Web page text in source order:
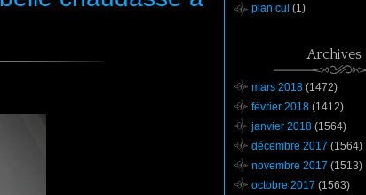
plan cul (1)
Archives
mars 2018 (1472)
février 2018 (1412)
janvier 2018 (1564)
décembre 2017 (1564)
novembre 2017 (1513)
octobre 2017 (1563)